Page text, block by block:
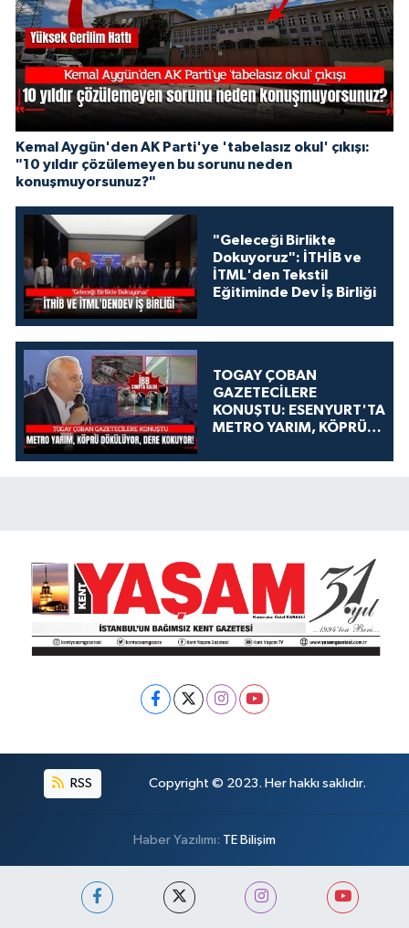
Kemal Aygün'den AK Parti'ye 'tabelasız okul' çıkışı:
"10 yıldır çözülemeyen bu sorunu neden
konuşmuyorsunuz?"
"Geleceği Birlikte
Dokuyoruz": İTHİB ve
İTML'den Tekstil
Eğitiminde Dev İş Birliği
TOGAY ÇOBAN
GAZETECİLERE
KONUŞTU: ESENYURT'TA
METRO YARIM, KÖPRÜ
KOKUYOR!
RSS Copyright © 2023. Her hakkı saklıdır.
Haber Yazılımı: TE Bilişim